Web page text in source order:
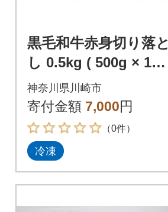
黒毛和牛赤身切り落と
し 0.5kg ( 500g × 1パ
ック ) 【2027年2月発
送】
神奈川県川崎市
寄付金額 7,000円
（0件）
冷凍